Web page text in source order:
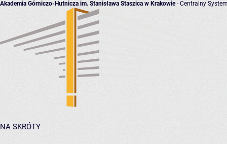
Akademia Górniczo-Hutnicza im. Stanisława Staszica w Krakowie- Centralny
NA SKRÓTY